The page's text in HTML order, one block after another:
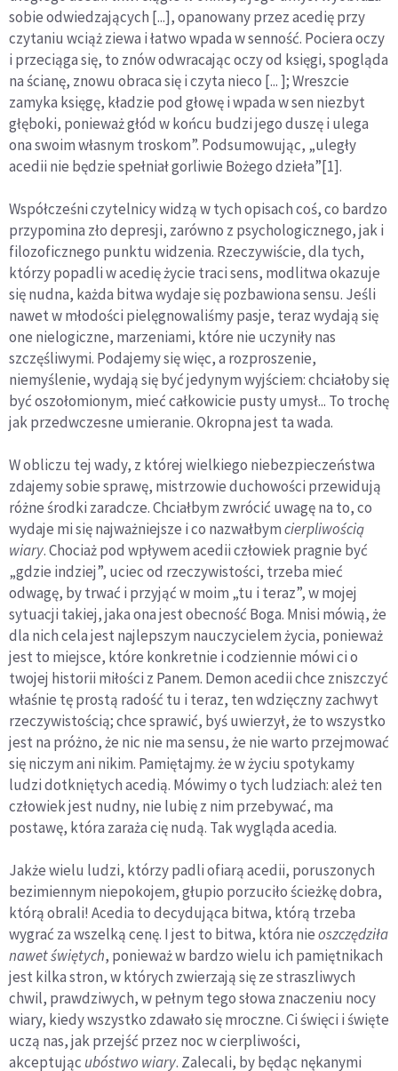
sobie odwiedzających [...], opanowany przez acedię przy
czytaniu wciąż ziewa i łatwo wpada w senność. Pociera oczy
i przeciąga się, to znów odwracając oczy od księgi, spogląda
na ścianę, znowu obraca się i czyta nieco [... ]; Wreszcie
zamyka księgę, kładzie pod głowę i wpada w sen niezbyt
głęboki, ponieważ głód w końcu budzi jego duszę i ulega
ona swoim własnym troskom”. Podsumowując, „uległy
acedii nie będzie spełniał gorliwie Bożego dzieła”[1].
Współcześni czytelnicy widzą w tych opisach coś, co bardzo
przypomina zło depresji, zarówno z psychologicznego, jak i
filozoficznego punktu widzenia. Rzeczywiście, dla tych,
którzy popadli w acedię życie traci sens, modlitwa okazuje
się nudna, każda bitwa wydaje się pozbawiona sensu. Jeśli
nawet w młodości pielęgnowaliśmy pasje, teraz wydają się
one nielogiczne, marzeniami, które nie uczyniły nas
szczęśliwymi. Podajemy się więc, a rozproszenie,
niemyślenie, wydają się być jedynym wyjściem: chciałoby się
być oszołomionym, mieć całkowicie pusty umysł... To trochę
jak przedwczesne umieranie. Okropna jest ta wada.
W obliczu tej wady, z której wielkiego niebezpieczeństwa
zdajemy sobie sprawę, mistrzowie duchowości przewidują
różne środki zaradcze. Chciałbym zwrócić uwagę na to, co
wydaje mi się najważniejsze i co nazwałbymcierpliwością
wiary. Chociaż pod wpływem acedii człowiek pragnie być
„gdzie indziej”, uciec od rzeczywistości, trzeba mieć
odwagę, by trwać i przyjąć w moim „tu i teraz”, w mojej
sytuacji takiej, jaka ona jest obecność Boga. Mnisi mówią, że
dla nich cela jest najlepszym nauczycielem życia, ponieważ
jest to miejsce, które konkretnie i codziennie mówi ci o
twojej historii miłości z Panem. Demon acedii chce zniszczyć
właśnie tę prostą radość tu i teraz, ten wdzięczny zachwyt
rzeczywistością; chce sprawić, byś uwierzył, że to wszystko
jest na próżno, że nic nie ma sensu, że nie warto przejmować
się niczym ani nikim. Pamiętajmy. że w życiu spotykamy
ludzi dotkniętych acedią. Mówimy o tych ludziach: ależ ten
człowiek jest nudny, nie lubię z nim przebywać, ma
postawę, która zaraża cię nudą. Tak wygląda acedia.
Jakże wielu ludzi, którzy padli ofiarą acedii, poruszonych
bezimiennym niepokojem, głupio porzuciło ścieżkę dobra,
którą obrali! Acedia to decydująca bitwa, którą trzeba
wygrać za wszelką cenę. I jest to bitwa, która nieoszczędziła
nawet świętych, ponieważ w bardzo wielu ich pamiętnikach
jest kilka stron, w których zwierzają się ze straszliwych
chwil, prawdziwych, w pełnym tego słowa znaczeniu nocy
wiary, kiedy wszystko zdawało się mroczne. Ci święci i święte
uczą nas, jak przejść przez noc w cierpliwości,
akceptując ubóstwo wiary. Zalecali, by będąc nękanymi